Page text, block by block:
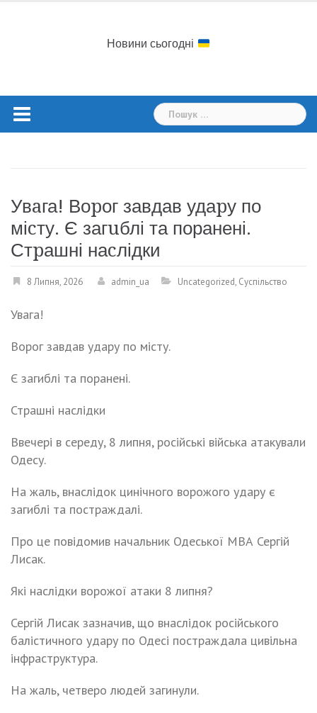
Новини сьогодні
Пошук:
Увaга! Воpог завдав удаpу по
міcту. Є загuблі та поранені.
Стpашні наcлідки
8 Липня, 2026 admin_ua Uncategorized, Суспільство
Увага!
Ворог завдав удаpу по місту.
Є загиблі та поранені.
Страшні наслідки
Ввечері в середу, 8 липня, російські війська атакували
Одесу.
На жаль, внаслідок цинічного ворожого удару є
загиблі та постраждалі.
Про це повідомив начальник Одеської МВА Сергій
Лисак.
Які наслідки ворожої атаки 8 липня?
Сергій Лисак зазначив, що внаслідок російського
балістичного удару по Одесі постраждала цивільна
інфраструктура.
На жаль, четверо людей загинули.